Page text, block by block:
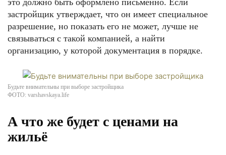
это должно быть оформлено письменно. Если
застройщик утверждает, что он имеет специальное
разрешение, но показать его не может, лучше не
связываться с такой компанией, а найти
организацию, у которой документация в порядке.
Будьте внимательны при выборе застройщика
ФОТО: varshavskaya.life
А что же будет с ценами на
жильё